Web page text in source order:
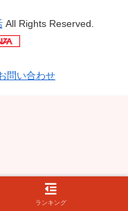
All Rights Reserved.
問い合わせ
ランキング